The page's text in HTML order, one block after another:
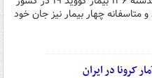
متاسفانه چهار بیمار نیز جان خود
کرونا در ایران